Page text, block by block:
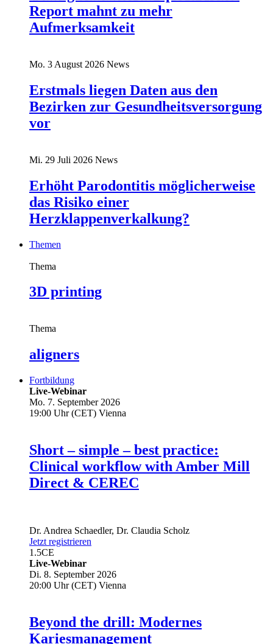
Report mahnt zu mehr
Aufmerksamkeit
Mo. 3 August 2026 News
Erstmals liegen Daten aus den
Bezirken zur Gesundheitsversorgung
vor
Mi. 29 Juli 2026 News
Erhöht Parodontitis möglicherweise
das Risiko einer
Herzklappenverkalkung?
Themen
Thema
3D printing
Thema
aligners
Fortbildung
Live-Webinar
Mo. 7. September 2026
19:00 Uhr (CET) Vienna
Short – simple – best practice:
Clinical workflow with Amber Mill
Direct & CEREC
Dr. Andrea Schaedler, Dr. Claudia Scholz
Jetzt registrieren
1.5CE
Live-Webinar
Di. 8. September 2026
20:00 Uhr (CET) Vienna
Beyond the drill: Modernes
Kariesmanagement